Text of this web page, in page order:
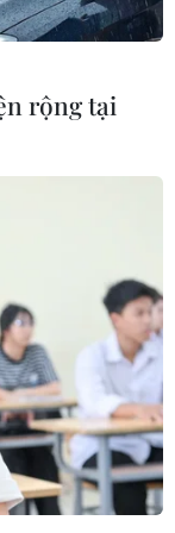
rộng tại